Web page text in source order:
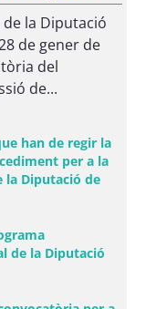
de la Diputació
de gener de
del
de...
han de regir la
per a la
la Diputació de
de la Diputació